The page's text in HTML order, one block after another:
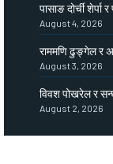
पासाङ दोर्ची शेर्पा
August 4, 2026
राममणि ढुङ्गेल र
August 3, 2026
विवश पोखरेल र
August 2, 2026